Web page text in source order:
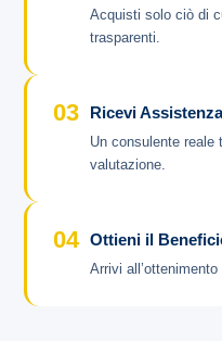
Acquisti solo ciò di
trasparenti.
03 Ricevi Assistenza
Un consulente reale
valutazione.
04 Ottieni il
Arrivi